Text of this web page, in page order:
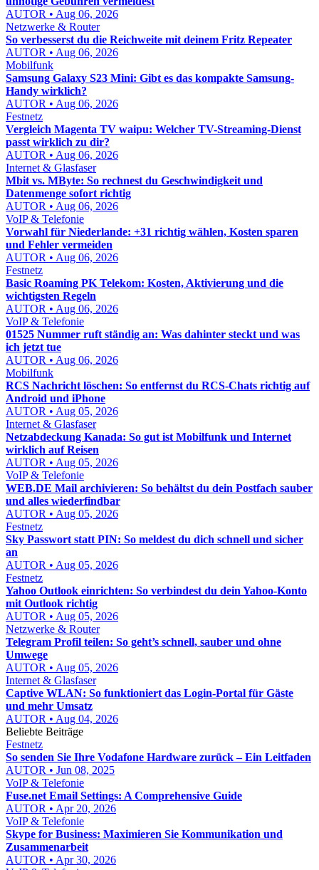
AUTOR • Aug 06, 2026
Netzwerke & Router
So verbesserst du die Reichweite mit deinem Fritz Repeater
AUTOR • Aug 06, 2026
Mobilfunk
Samsung Galaxy S23 Mini: Gibt es das kompakte Samsung-
Handy wirklich?
AUTOR • Aug 06, 2026
Festnetz
Vergleich Magenta TV waipu: Welcher TV-Streaming-Dienst
passt wirklich zu dir?
AUTOR • Aug 06, 2026
Internet & Glasfaser
Mbit vs. MByte: So rechnest du Geschwindigkeit und
Datenmenge sofort richtig
AUTOR • Aug 06, 2026
VoIP & Telefonie
Vorwahl für Niederlande: +31 richtig wählen, Kosten sparen
und Fehler vermeiden
AUTOR • Aug 06, 2026
Festnetz
Basic Roaming PK Telekom: Kosten, Aktivierung und die
wichtigsten Regeln
AUTOR • Aug 06, 2026
VoIP & Telefonie
01525 Nummer ruft ständig an: Was dahinter steckt und was
ich jetzt tue
AUTOR • Aug 06, 2026
Mobilfunk
RCS Nachricht löschen: So entfernst du RCS-Chats richtig auf
Android und iPhone
AUTOR • Aug 05, 2026
Internet & Glasfaser
Netzabdeckung Kanada: So gut ist Mobilfunk und Internet
wirklich auf Reisen
AUTOR • Aug 05, 2026
VoIP & Telefonie
WEB.DE Mail archivieren: So behältst du dein Postfach sauber
und alles wiederfindbar
AUTOR • Aug 05, 2026
Festnetz
Sky Passwort statt PIN: So meldest du dich schnell und sicher
an
AUTOR • Aug 05, 2026
Festnetz
Yahoo Outlook einrichten: So verbindest du dein Yahoo-Konto
mit Outlook richtig
AUTOR • Aug 05, 2026
Netzwerke & Router
Telegram Profil teilen: So geht’s schnell, sauber und ohne
Umwege
AUTOR • Aug 05, 2026
Internet & Glasfaser
Captive WLAN: So funktioniert das Login-Portal für Gäste
und mehr Umsatz
AUTOR • Aug 04, 2026
Beliebte Beiträge
Festnetz
So senden Sie Ihre Vodafone Hardware zurück – Ein Leitfaden
AUTOR • Jun 08, 2025
VoIP & Telefonie
Fuse.net Email Settings: A Comprehensive Guide
AUTOR • Apr 20, 2026
VoIP & Telefonie
Skype for Business: Maximieren Sie Kommunikation und
Zusammenarbeit
AUTOR • Apr 30, 2026